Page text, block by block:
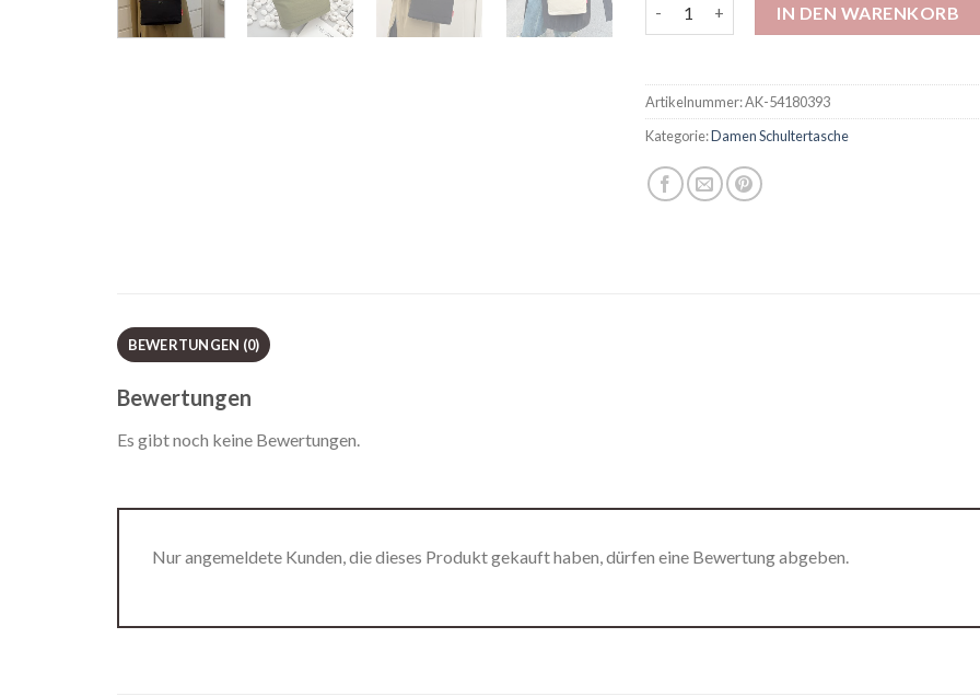
IN DEN WARENKORB
Artikelnummer:AK-54180393
Kategorie:Damen Schultertasche
BEWERTUNGEN (0)
Bewertungen
Es gibt noch keine Bewertungen.
Nur angemeldete Kunden, die dieses Produkt gekauft haben, dürfen eine Bewertung abgeben.